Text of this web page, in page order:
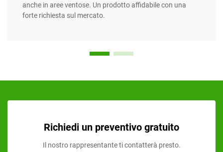
anche in aree ventose. Un prodotto affidabile con una
forte richiesta sul mercato.
Richiedi un preventivo gratuito
Il nostro rappresentante ti contatterà presto.